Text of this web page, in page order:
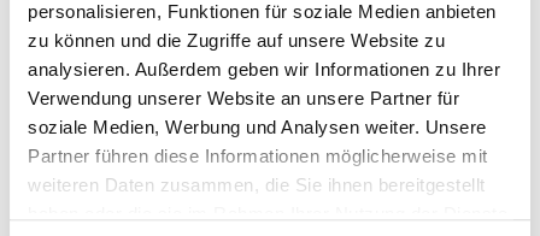
personalisieren, Funktionen für soziale Medien anbieten
zu können und die Zugriffe auf unsere Website zu
analysieren. Außerdem geben wir Informationen zu Ihrer
Verwendung unserer Website an unsere Partner für
soziale Medien, Werbung und Analysen weiter. Unsere
Partner führen diese Informationen möglicherweise mit
weiteren Daten zusammen, die Sie ihnen bereitgestellt